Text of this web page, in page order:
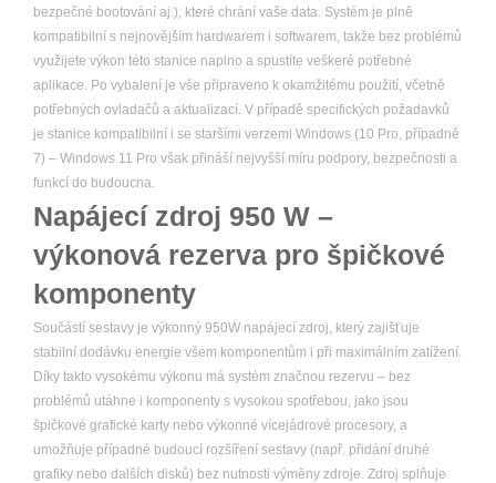
bezpečné bootování aj.), které chrání vaše data. Systém je plně
kompatibilní s nejnovějším hardwarem i softwarem, takže bez problémů
využijete výkon této stanice naplno a spustíte veškeré potřebné
aplikace. Po vybalení je vše připraveno k okamžitému použití, včetně
potřebných ovladačů a aktualizací. V případě specifických požadavků
je stanice kompatibilní i se staršími verzemi Windows (10 Pro, případně
7) – Windows 11 Pro však přináší nejvyšší míru podpory, bezpečnosti a
funkcí do budoucna.
Napájecí zdroj 950 W –
výkonová rezerva pro špičkové
komponenty
Součástí sestavy je výkonný 950W napájecí zdroj, který zajišťuje
stabilní dodávku energie všem komponentům i při maximálním zatížení.
Díky takto vysokému výkonu má systém značnou rezervu – bez
problémů utáhne i komponenty s vysokou spotřebou, jako jsou
špičkové grafické karty nebo výkonné vícejádrové procesory, a
umožňuje případné budoucí rozšíření sestavy (např. přidání druhé
grafiky nebo dalších disků) bez nutnosti výměny zdroje. Zdroj splňuje